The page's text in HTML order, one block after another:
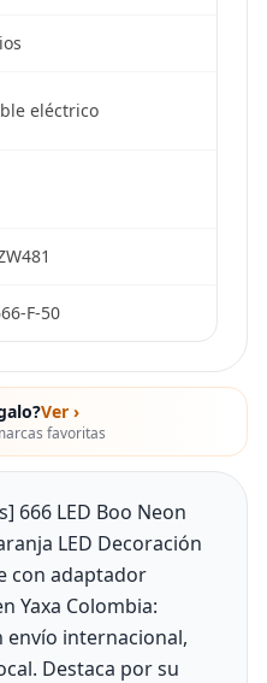
eléctrico
F-50
Ver ›
favoritas
666 LED Boo Neon
LED Decoración
con adaptador
Yaxa Colombia:
internacional,
Destaca por su